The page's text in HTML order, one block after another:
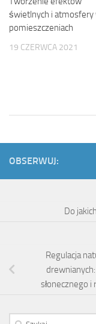
świetlnych i atmosfery
pomieszczeniach
19 CZERWCA 2021
OBSERWUJ:
Do
Regulacja
słonecznego
Szukaj: